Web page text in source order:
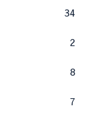
34
2
8
7